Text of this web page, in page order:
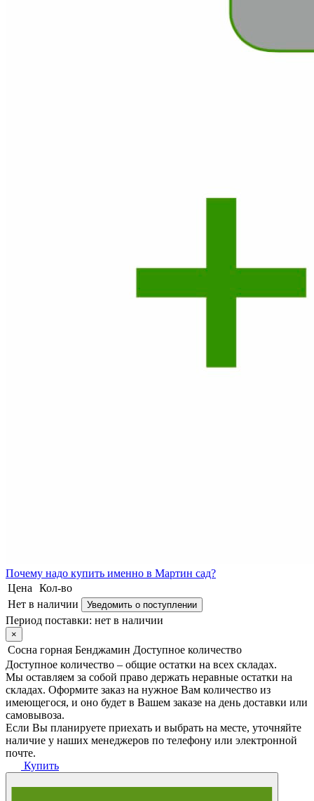
Почему надо купить именно в Мартин сад?
Цена
Кол-во
Нет в наличии
Уведомить о поступлении
Период поставки: нет в наличии
×
Сосна горная Бенджамин Доступное количество
Доступное количество – общие остатки на всех складах.
Мы оставляем за собой право держать неравные остатки на
складах. Оформите заказ на нужное Вам количество из
имеющегося, и оно будет в Вашем заказе на день доставки или
самовывоза.
Если Вы планируете приехать и выбрать на месте, уточняйте
наличие у наших менеджеров по телефону или электронной
почте.
Купить